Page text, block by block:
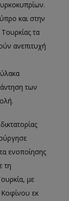
και στην
τα
ανεπιτυχή
των
ενοποίησης
τη
με
εκ